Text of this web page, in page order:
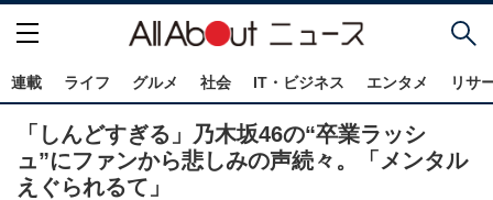
連載 ライフ グルメ 社会 IT・ビジネス エンタメ リサ
「しんどすぎる」乃木坂46の“卒業ラッシ
ュ”にファンから悲しみの声続々。「メンタル
えぐられるて」